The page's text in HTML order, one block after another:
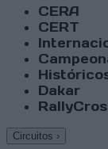
CERA
CERT
Dakar
Circuitos ›